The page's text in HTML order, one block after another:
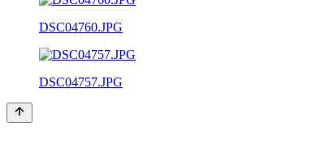
DSC04760.JPG
DSC04757.JPG